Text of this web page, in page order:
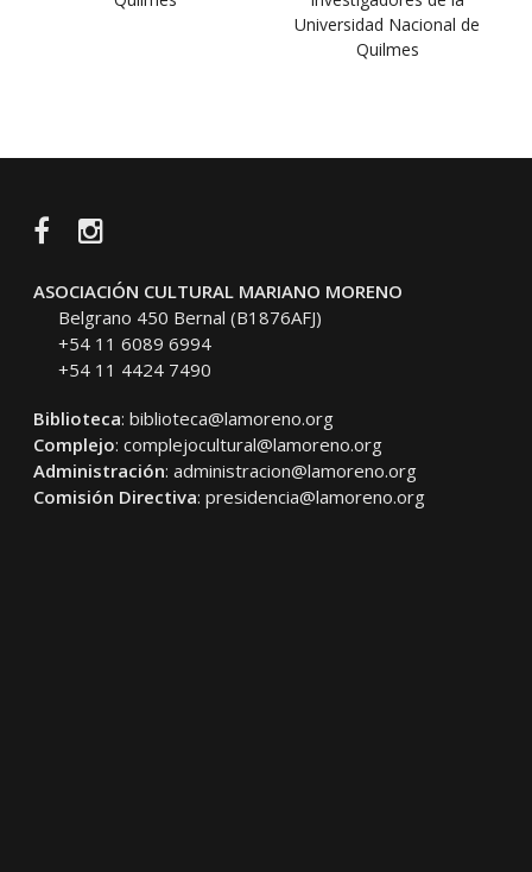
Universidad Nacional de
Quilmes
FacebookInstagram
ASOCIACIÓN CULTURAL MARIANO MORENO
Belgrano 450 Bernal (B1876AFJ)
+54 11 6089 6994
+54 11 4424 7490
Biblioteca: biblioteca@lamoreno.org
Complejo: complejocultural@lamoreno.org
Administración: administracion@lamoreno.org
Comisión Directiva: presidencia@lamoreno.org